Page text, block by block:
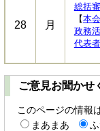
28 月
総括
【本
政務
代表
ご意見お聞かせ
このページの情報
まあまあ